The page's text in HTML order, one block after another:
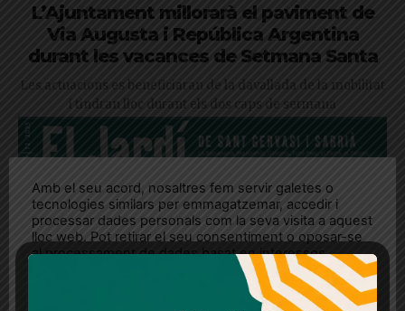
L’Ajuntament millorarà el paviment de
Via Augusta i República Argentina
durant les vacances de Setmana Santa
Les actuacions es beneficiaran de la davallada de la mobilitat
i tindran lloc durant els dos caps de setmana
Amb el seu acord, nosaltres fem servir galetes o
tecnologies similars per emmagatzemar, accedir i
processar dades personals com la seva visita a aquest
lloc web. Pot retirar el seu consentiment o oposar-se
al processament de dades basat en interessos
legítims en qualsevol moment fent clic a "Ajustos de
cookies" o a la nostra Política de privacitat en aquest
lloc web. Si cliques "acceptar" dones el teu